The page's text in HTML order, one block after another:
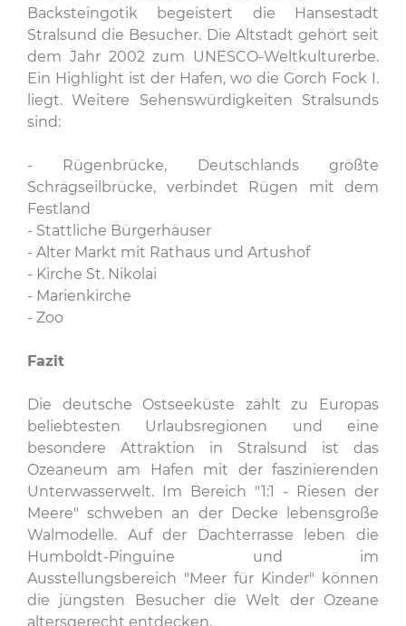
Backsteingotik begeistert die Hansestadt
Stralsund die Besucher. Die Altstadt gehört seit
dem Jahr 2002 zum UNESCO-Weltkulturerbe.
Ein Highlight ist der Hafen, wo die Gorch Fock I.
liegt. Weitere Sehenswürdigkeiten Stralsunds
sind:
- Rügenbrücke, Deutschlands größte
Schrägseilbrücke, verbindet Rügen mit dem
Festland
- Stattliche Bürgerhäuser
- Alter Markt mit Rathaus und Artushof
- Kirche St. Nikolai
- Marienkirche
- Zoo
Fazit
Die deutsche Ostseeküste zählt zu Europas
beliebtesten Urlaubsregionen und eine
besondere Attraktion in Stralsund ist das
Ozeaneum am Hafen mit der faszinierenden
Unterwasserwelt. Im Bereich "1:1 - Riesen der
Meere" schweben an der Decke lebensgroße
Walmodelle. Auf der Dachterrasse leben die
Humboldt-Pinguine und im
Ausstellungsbereich "Meer für Kinder" können
die jüngsten Besucher die Welt der Ozeane
altersgerecht entdecken.